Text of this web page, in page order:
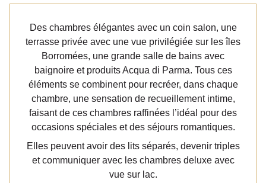
Des chambres élégantes avec un coin salon, une
terrasse privée avec une vue privilégiée sur les îles
Borromées, une grande salle de bains avec
baignoire et produits Acqua di Parma. Tous ces
éléments se combinent pour recréer, dans chaque
chambre, une sensation de recueillement intime,
faisant de ces chambres raffinées l’idéal pour des
occasions spéciales et des séjours romantiques.
Elles peuvent avoir des lits séparés, devenir triples
et communiquer avec les chambres deluxe avec
vue sur lac.